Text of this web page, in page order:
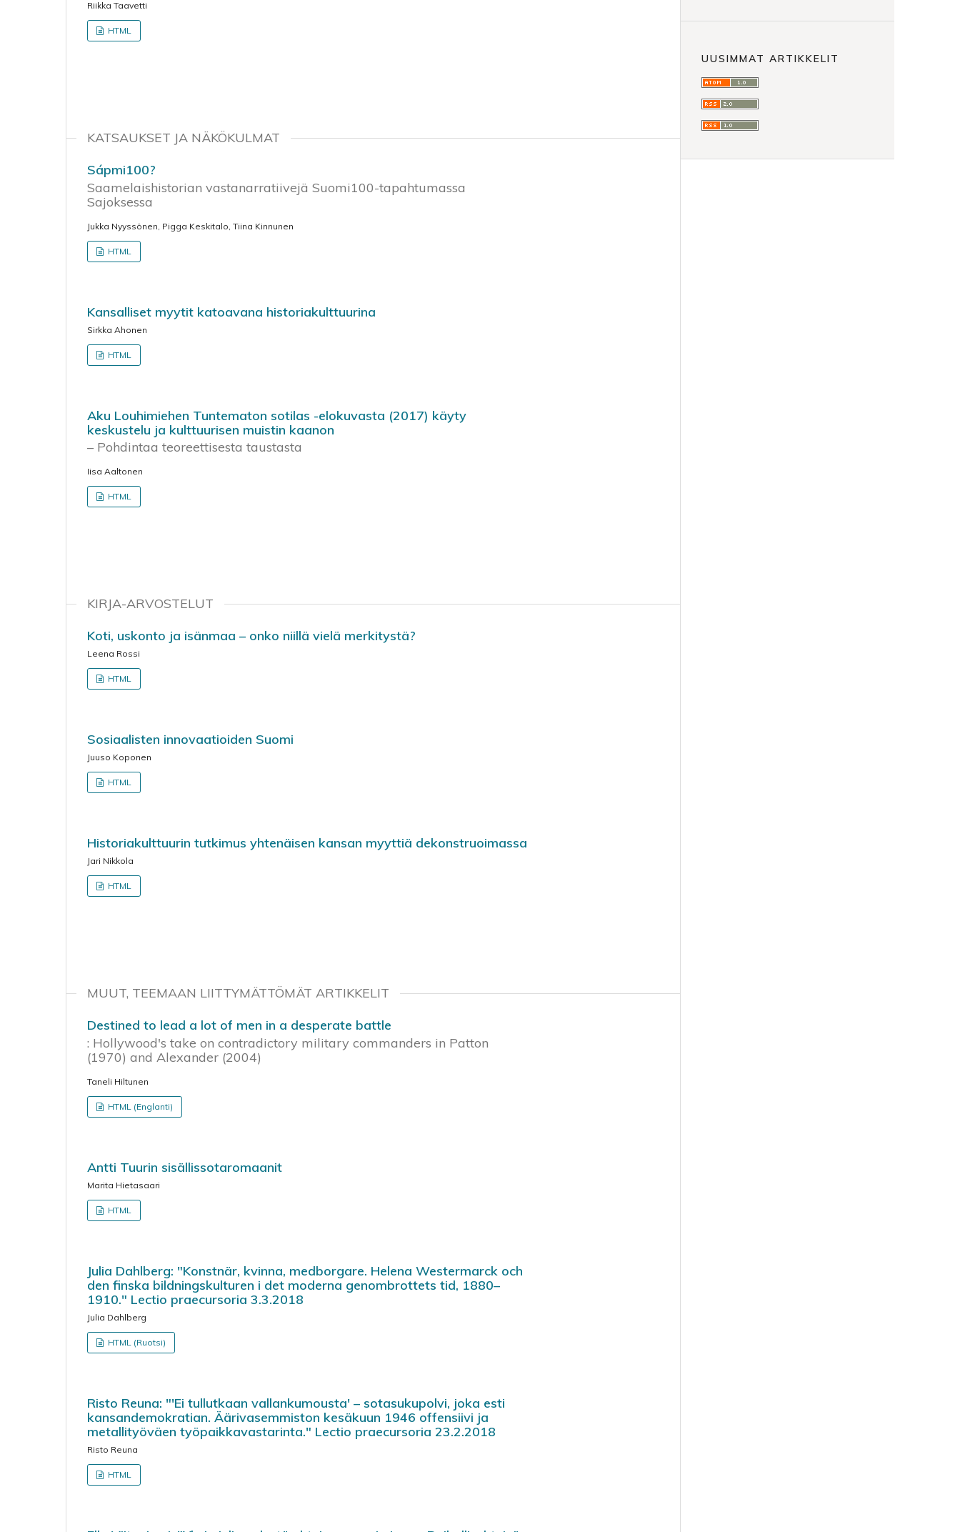
Riikka Taavetti
HTML
KATSAUKSET JA NÄKÖKULMAT
Sápmi100?
Saamelaishistorian vastanarratiivejä Suomi100-tapahtumassa
Sajoksessa
Jukka Nyyssönen, Pigga Keskitalo, Tiina Kinnunen
HTML
Kansalliset myytit katoavana historiakulttuurina
Sirkka Ahonen
HTML
Aku Louhimiehen Tuntematon sotilas -elokuvasta (2017) käyty
keskustelu ja kulttuurisen muistin kaanon
– Pohdintaa teoreettisesta taustasta
Iisa Aaltonen
HTML
KIRJA-ARVOSTELUT
Koti, uskonto ja isänmaa – onko niillä vielä merkitystä?
Leena Rossi
HTML
Sosiaalisten innovaatioiden Suomi
Juuso Koponen
HTML
Historiakulttuurin tutkimus yhtenäisen kansan myyttiä dekonstruoimassa
Jari Nikkola
HTML
MUUT, TEEMAAN LIITTYMÄTTÖMÄT ARTIKKELIT
Destined to lead a lot of men in a desperate battle
: Hollywood's take on contradictory military commanders in Patton
(1970) and Alexander (2004)
Taneli Hiltunen
HTML (Englanti)
Antti Tuurin sisällissotaromaanit
Marita Hietasaari
HTML
Julia Dahlberg: "Konstnär, kvinna, medborgare. Helena Westermarck och
den finska bildningskulturen i det moderna genombrottets tid, 1880–
1910." Lectio praecursoria 3.3.2018
Julia Dahlberg
HTML (Ruotsi)
Risto Reuna: "'Ei tullutkaan vallankumousta' – sotasukupolvi, joka esti
kansandemokratian. Äärivasemmiston kesäkuun 1946 offensiivi ja
metallityöväen työpaikkavastarinta." Lectio praecursoria 23.2.2018
Risto Reuna
HTML
UUSIMMAT ARTIKKELIT